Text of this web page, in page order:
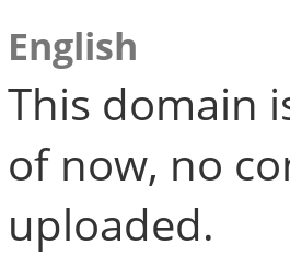
English
This domain
of now, no
uploaded.